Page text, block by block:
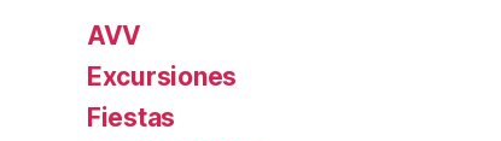
AVV
Excursiones
Fiestas